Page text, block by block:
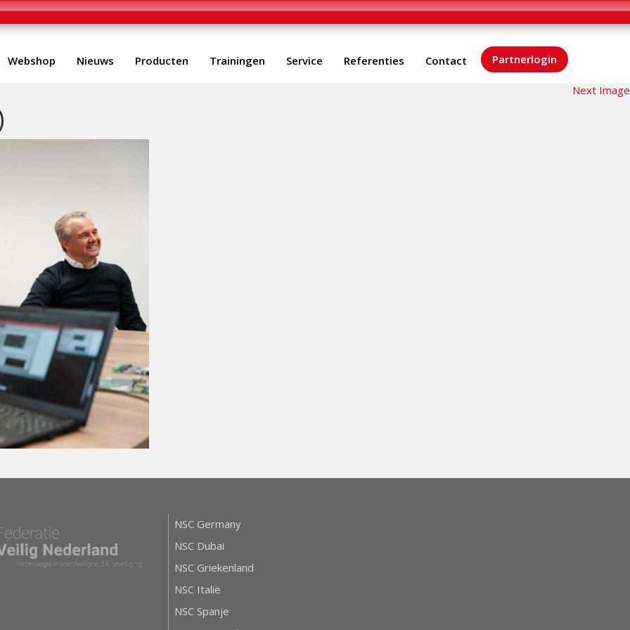
Webshop Nieuws Producten Trainingen Service Referenties Contact Partnerlogin
Next Image
NSC Germany
NSC Dubai
NSC Griekenland
NSC Italië
NSC Spanje